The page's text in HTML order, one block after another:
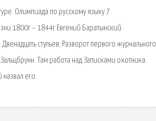
Олимпиада по русскому языку 7
1800г – 1844г Евгений Баратынский.
стульев; Разворот первого журнального
Там работа над Записками охотника.
его.